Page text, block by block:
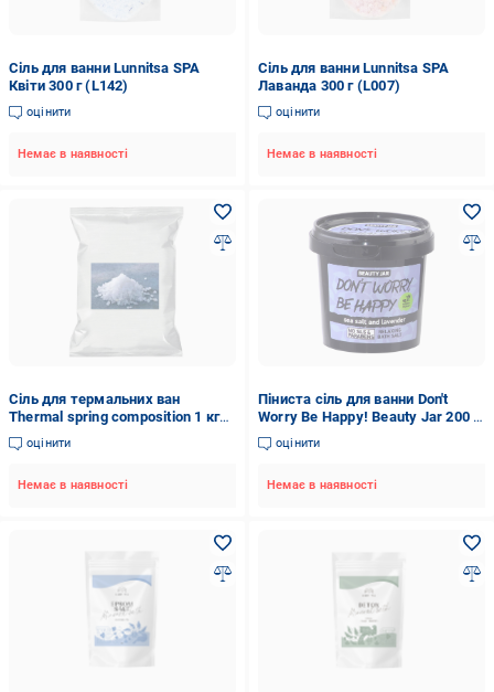
Сіль для ванни Lunnitsa SPA
Квіти 300 г (L142)
оцінити
Немає в наявності
Сіль для ванни Lunnitsa SPA
Лаванда 300 г (L007)
оцінити
Немає в наявності
Сіль для термальних ван
Thermal spring composition 1 кг
(27617076)
оцінити
Немає в наявності
Піниста сіль для ванни Don't
Worry Be Happy! Beauty Jar 200 г
(4751030830339)
оцінити
Немає в наявності